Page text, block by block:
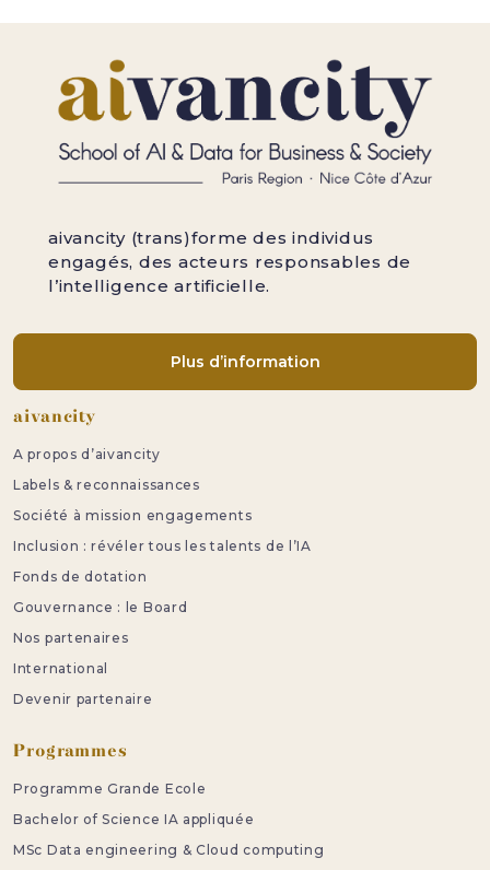
aivancity (trans)forme des individus
engagés, des acteurs responsables de
l’intelligence artificielle.
Plus d’information
Pied de page
aivancity
A propos d’aivancity
Labels & reconnaissances
Société à mission engagements
Inclusion : révéler tous les talents de l’IA
Fonds de dotation
Gouvernance : le Board
Nos partenaires
International
Devenir partenaire
Programmes
Programme Grande Ecole
Bachelor of Science IA appliquée
MSc Data engineering & Cloud computing